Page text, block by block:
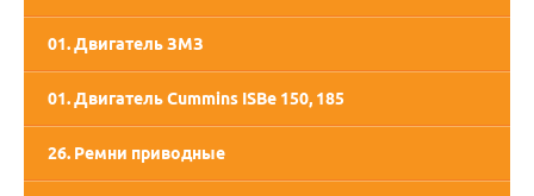
02. Двигатель ММЗ
01. Двигатель ЗМЗ
01. Двигатель Cummins ISBe 150, 185
26. Ремни приводные